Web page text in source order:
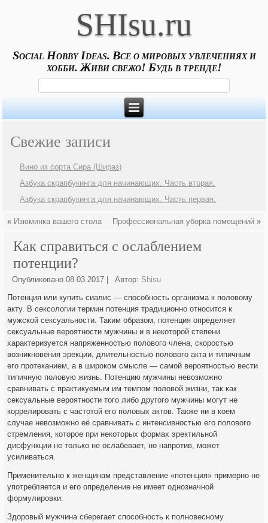
SHIsu.ru
Social Hobby Ideas. Все о мировых увлечениях и
хобби. Живи свежо! Будь в тренде!
Свежие записи
Вино из сорта Сира (Шираз)
Азбука скрапбукинга для начинающих. Часть вторая.
Азбука скрапбукинга для начинающих. Часть первая.
« Изюминка вашего стола Профессиональная уборка помещений»
Как справиться с ослаблением
потенции?
Опубликовано 08.03.2017 Автор: Shisu
Потенция или купить сиалис — способность организма к половому
акту. В сексологии термин потенция традиционно относится к
мужской сексуальности. Таким образом, потенция определяет
сексуальные вероятности мужчины и в некоторой степени
характеризуется напряженностью полового члена, скоростью
возникновения эрекции, длительностью полового акта и типичным
его протеканием, а в широком смысле — самой вероятностью вести
типичную половую жизнь. Потенцию мужчины невозможно
сравнивать с практикуемым им темпом половой жизни, так как
сексуальные вероятности того либо другого мужчины могут не
коррелировать с частотой его половых актов. Также ни в коем
случае невозможно её сравнивать с интенсивностью его полового
стремления, которое при некоторых формах эректильной
дисфункции не только не ослабевает, но напротив, может
усиливаться.
Применительно к женщинам представление «потенция» примерно не
употребляется и его определение не имеет однозначной
формулировки.
Здоровый мужчина сберегает способность к полновесному